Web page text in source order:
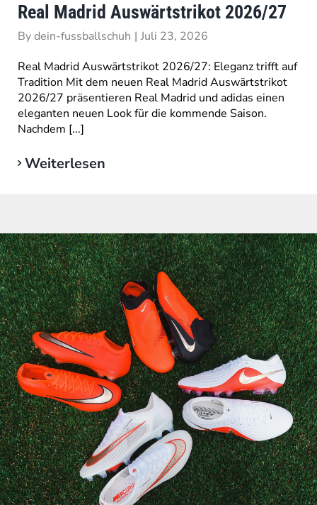
Real Madrid Auswärtstrikot 2026/27
Bydein-fussballschuh | Juli 23, 2026
Real Madrid Auswärtstrikot 2026/27: Eleganz trifft auf
Tradition Mit dem neuen Real Madrid Auswärtstrikot
2026/27 präsentieren Real Madrid und adidas einen
eleganten neuen Look für die kommende Saison.
Nachdem [...]
Weiterlesen